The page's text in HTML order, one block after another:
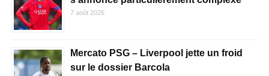
7 août 2026
Mercato PSG – Liverpool jette un froid
sur le dossier Barcola